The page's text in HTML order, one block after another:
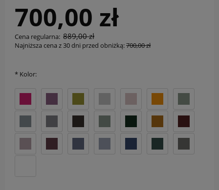
700,00 zł
Cena regularna: 889,00 zł
Najniższa cena z 30 dni przed obniżką:700,00 zł
* Kolor: